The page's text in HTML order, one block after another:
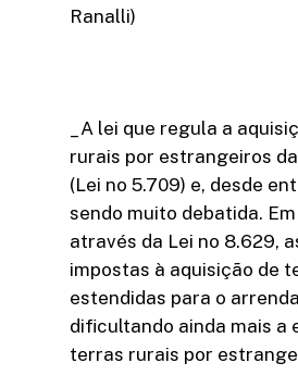
Ranalli)
_A lei que regula a
rurais por estrangeiros
(Lei no 5.709) e, desde
sendo muito debatida. Em
através da Lei no 8.629,
impostas à aquisição de
estendidas para o
dificultando ainda mais a
terras rurais por